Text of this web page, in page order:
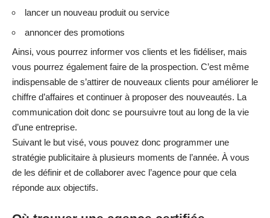
lancer un nouveau produit ou service
annoncer des promotions
Ainsi, vous pourrez informer vos clients et les fidéliser, mais
vous pourrez également faire de la prospection. C’est même
indispensable de s’attirer de nouveaux clients pour améliorer le
chiffre d’affaires et continuer à proposer des nouveautés. La
communication doit donc se poursuivre tout au long de la vie
d’une entreprise.
Suivant le but visé, vous pouvez donc programmer une
stratégie publicitaire à plusieurs moments de l’année. À vous
de les définir et de collaborer avec l’agence pour que cela
réponde aux objectifs.